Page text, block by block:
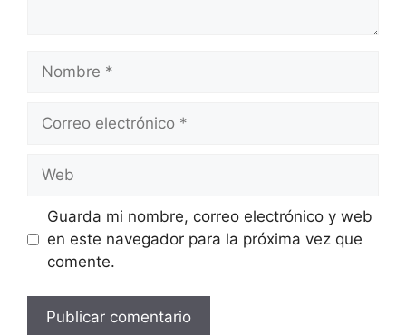
Guarda mi nombre, correo electrónico y web
en este navegador para la próxima vez que
comente.